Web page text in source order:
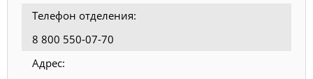
Телефон отделения:
8 800 550-07-70
Адрес: